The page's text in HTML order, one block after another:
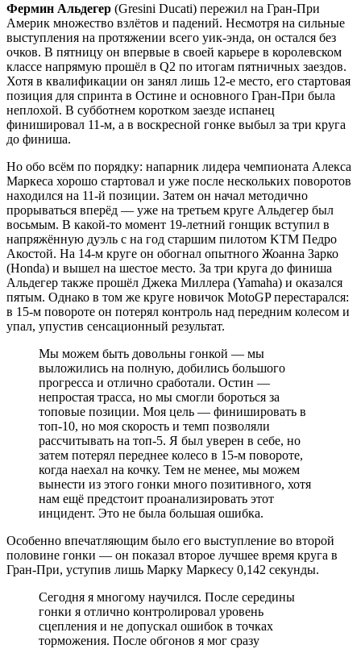
Фермин Альдегер (Gresini Ducati) пережил на Гран-При
Америк множество взлётов и падений. Несмотря на сильные
выступления на протяжении всего уик-энда, он остался без
очков. В пятницу он впервые в своей карьере в королевском
классе напрямую прошёл в Q2 по итогам пятничных заездов.
Хотя в квалификации он занял лишь 12-е место, его стартовая
позиция для спринта в Остине и основного Гран-При была
неплохой. В субботнем коротком заезде испанец
финишировал 11-м, а в воскресной гонке выбыл за три круга
до финиша.
Но обо всём по порядку: напарник лидера чемпионата Алекса
Маркеса хорошо стартовал и уже после нескольких поворотов
находился на 11-й позиции. Затем он начал методично
прорываться вперёд — уже на третьем круге Альдегер был
восьмым. В какой-то момент 19-летний гонщик вступил в
напряжённую дуэль с на год старшим пилотом KTM Педро
Акостой. На 14-м круге он обогнал опытного Жоанна Зарко
(Honda) и вышел на шестое место. За три круга до финиша
Альдегер также прошёл Джека Миллера (Yamaha) и оказался
пятым. Однако в том же круге новичок MotoGP перестарался:
в 15-м повороте он потерял контроль над передним колесом и
упал, упустив сенсационный результат.
Мы можем быть довольны гонкой — мы
выложились на полную, добились большого
прогресса и отлично сработали. Остин —
непростая трасса, но мы смогли бороться за
топовые позиции. Моя цель — финишировать в
топ-10, но моя скорость и темп позволяли
рассчитывать на топ-5. Я был уверен в себе, но
затем потерял переднее колесо в 15-м повороте,
когда наехал на кочку. Тем не менее, мы можем
вынести из этого гонки много позитивного, хотя
нам ещё предстоит проанализировать этот
инцидент. Это не была большая ошибка.
Особенно впечатляющим было его выступление во второй
половине гонки — он показал второе лучшее время круга в
Гран-При, уступив лишь Марку Маркесу 0,142 секунды.
Сегодня я многому научился. После середины
гонки я отлично контролировал уровень
сцепления и не допускал ошибок в точках
торможения. После обгонов я мог сразу